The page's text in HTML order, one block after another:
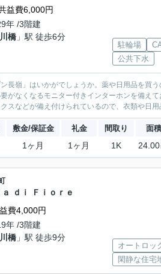
益費6,000円
年 /3階建
橋 」駅 徒歩6分
駐輪場
公共下水
長嶺」はいかがでしょうか。薬や日用品を買
がなくなるモニター付きインターホンを備え
スなどが備え付けられているので、衣類や日
敷金/保証金 礼金 間取り 面積
1ヶ月 1ヶ月 1K 24.00
ｄｉ Ｆｉｏｒｅ
費4,000円
年 /3階建
橋 」駅 徒歩9分
オートロッ
閑静な住宅